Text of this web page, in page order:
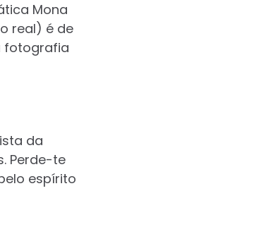
Mona
real) é de
fotografia
da
Perde-te
espírito